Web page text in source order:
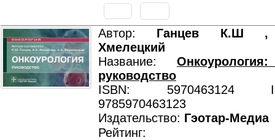
Автор: Ганцев К.Ш ,
Хмелецкий
Название:
руководство
ISBN: 5970463124
9785970463123
Издательство: Гэотар-Медиа
Рейтинг: